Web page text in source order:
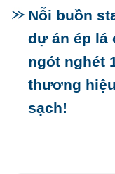
Nỗi buồn
dự án ép lá
ngót nghét
thương
sạch!